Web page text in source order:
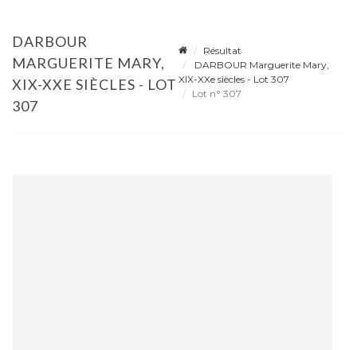
DARBOUR
MARGUERITE MARY,
XIX-XXE SIÈCLES - LOT
307
Résultat
DARBOUR Marguerite Mary,
XIX-XXe siècles - Lot 307
Lot n° 307